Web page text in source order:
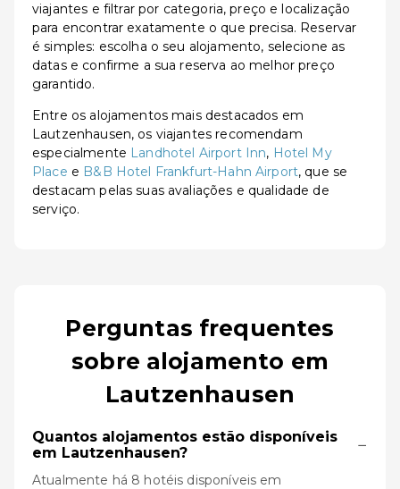
viajantes e filtrar por categoria, preço e localização
para encontrar exatamente o que precisa. Reservar
é simples: escolha o seu alojamento, selecione as
datas e confirme a sua reserva ao melhor preço
garantido.
Entre os alojamentos mais destacados em
Lautzenhausen, os viajantes recomendam
especialmente Landhotel Airport Inn, Hotel My
Place e B&B Hotel Frankfurt-Hahn Airport, que se
destacam pelas suas avaliações e qualidade de
serviço.
Perguntas frequentes
sobre alojamento em
Lautzenhausen
Quantos alojamentos estão disponíveis
em Lautzenhausen?
−
Atualmente há 8 hotéis disponíveis em